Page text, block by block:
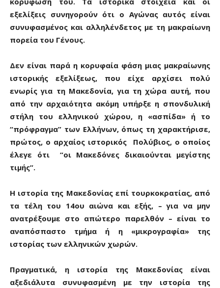
εξελίξεις συνηγορούν ότι ο Αγώνας αυτός είναι
συνυφασμένος και αλληλένδετος με τη μακραίωνη
πορεία του Γένους.
Δεν είναι παρά η κορυφαία φάση μιας μακραίωνης
ιστορικής εξελίξεως, που είχε αρχίσει πολύ
ενωρίς για τη Μακεδονία, για τη χώρα αυτή, που
από την αρχαιότητα ακόμη υπήρξε η σπονδυλική
στήλη του ελληνικού χώρου, η «ασπίδα» ή το
“πρόφραγμα” των Ελλήνων, όπως τη χαρακτήρισε,
πρώτος, ο αρχαίος ιστορικός Πολύβιος, ο οποίος
έλεγε ότι “οι Μακεδόνες δικαιούνται μεγίστης
τιμής”.
Η ιστορία της Μακεδονίας επί τουρκοκρατίας, από
τα τέλη του 14ου αιώνα και εξής, – για να μην
ανατρέξουμε στο απώτερο παρελθόν – είναι το
αναπόσπαστο τμήμα ή η «μικρογραφία» της
ιστορίας των ελληνικών χωρών.
Πραγματικά, η ιστορία της Μακεδονίας είναι
αξεδιάλυτα συνυφασμένη με την ιστορία της